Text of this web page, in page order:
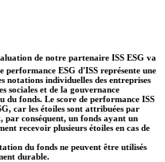
de notre partenaire ISS ESG va
ESG d'ISS représente une
notations individuelles des entreprises
sociales et de la gouvernance
du fonds. Le score de performance ISS
car les étoiles sont attribuées par
par conséquent, un fonds ayant un
recevoir plusieurs étoiles en cas de
du fonds ne peuvent être utilisés
durable.